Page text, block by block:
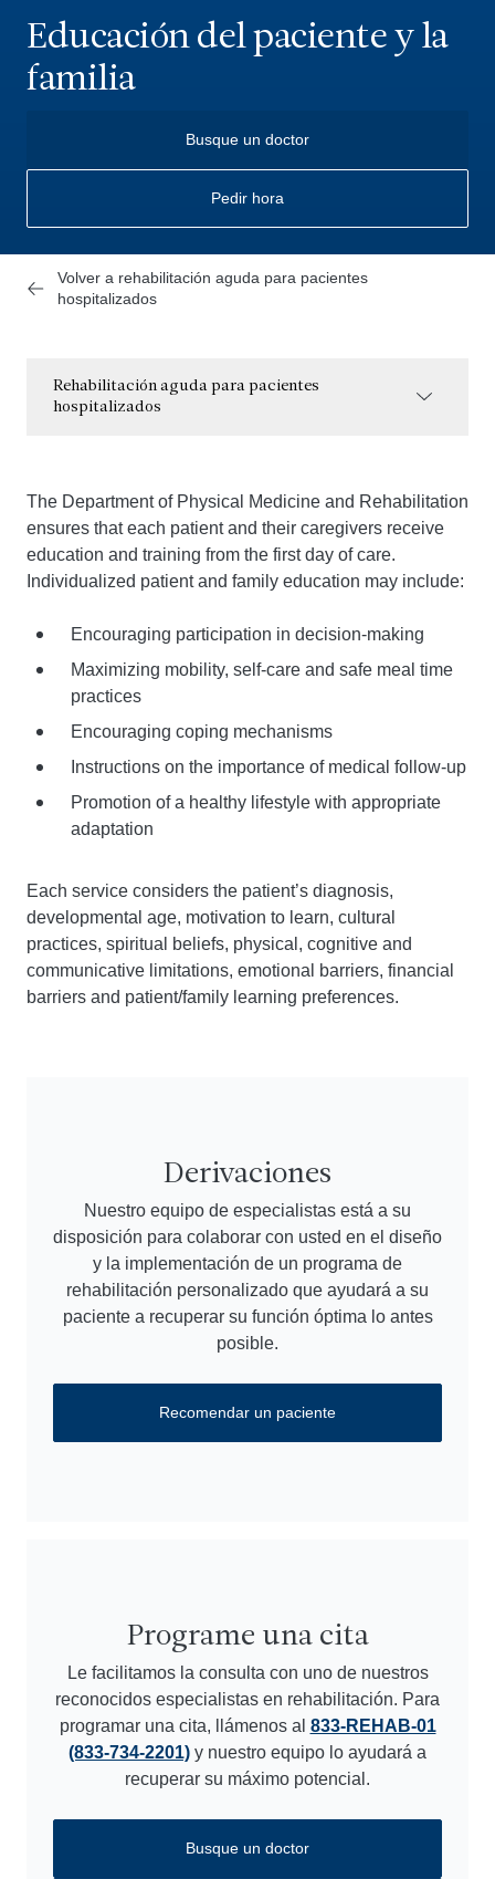
Educación del paciente y la
familia
Busque un doctor
Pedir hora
Volver a rehabilitación aguda para pacientes
hospitalizados
Rehabilitación aguda para pacientes
hospitalizados
The Department of Physical Medicine and Rehabilitation
ensures that each patient and their caregivers receive
education and training from the first day of care.
Individualized patient and family education may include:
Encouraging participation in decision-making
Maximizing mobility, self-care and safe meal time
practices
Encouraging coping mechanisms
Instructions on the importance of medical follow-up
Promotion of a healthy lifestyle with appropriate
adaptation
Each service considers the patient’s diagnosis,
developmental age, motivation to learn, cultural
practices, spiritual beliefs, physical, cognitive and
communicative limitations, emotional barriers, financial
barriers and patient/family learning preferences.
Derivaciones
Nuestro equipo de especialistas está a su
disposición para colaborar con usted en el diseño
y la implementación de un programa de
rehabilitación personalizado que ayudará a su
paciente a recuperar su función óptima lo antes
posible.
Recomendar un paciente
Programe una cita
Le facilitamos la consulta con uno de nuestros
reconocidos especialistas en rehabilitación. Para
programar una cita, llámenos al 833-REHAB-01
(833-734-2201) y nuestro equipo lo ayudará a
recuperar su máximo potencial.
Busque un doctor